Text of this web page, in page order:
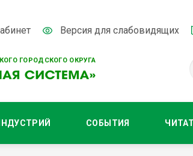
ГОРОДСКОГО ОКРУГА
Версия для слабовидящих
СОБЫТИЯ